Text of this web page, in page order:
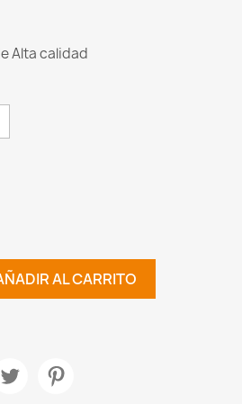
Alta calidad
AL CARRITO